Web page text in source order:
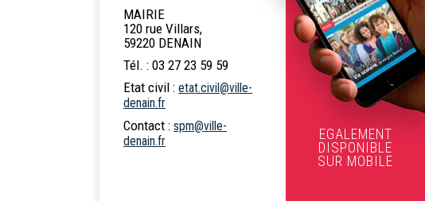
MAIRIE
120 rue Villars,
59220 DENAIN
Tél. : 03 27 23 59 59
Etat civil : etat.civil@ville-
denain.fr
Contact : spm@ville-
denain.fr
EGALEMENT
DISPONIBLE
SUR MOBILE